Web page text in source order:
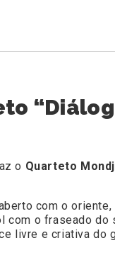
o Quarteto
com o
o fraseado do
livre e criativa do